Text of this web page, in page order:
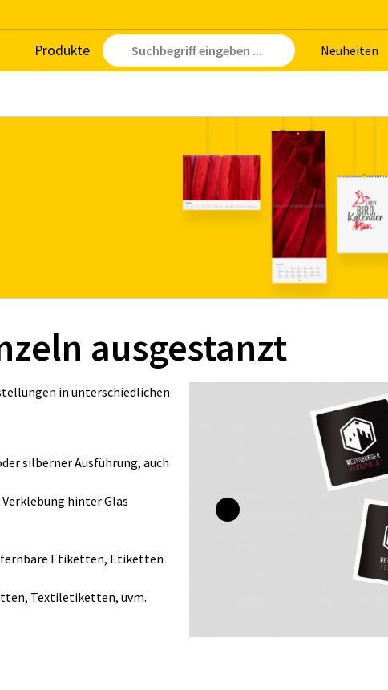
Pro­duk­te Neu­hei­ten
ausgestanzt
in unterschiedlichen
silberner Ausführung, auch
hinter Glas
Etiketten, Etiketten
Textiletiketten, uvm.